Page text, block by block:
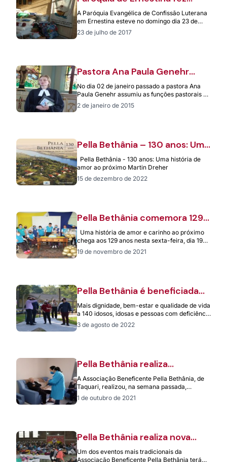
entrega de donativos ao Pella
Bethânia
A Paróquia Evangélica de Confissão Luterana
em Ernestina esteve no domingo dia 23 de
julho entregando donativos a Associação
Beneficente…
23 de julho de 2017
Pastora Ana Paula Genehr
Bethânia
No dia 02 de janeiro passado a pastora Ana
Paula Genehr assumiu as funções pastorais na
instituição a Associação Beneficente…
2 de janeiro de 2015
Pella Bethânia – 130 anos: Uma
história de amor ao próximo
Pella Bethânia - 130 anos: Uma história de
amor ao próximo Martin Dreher
15 de dezembro de 2022
Pella Bethânia comemora 129
anos de amor e cuidado ao
próximo
Uma história de amor e carinho ao próximo
chega aos 129 anos nesta sexta-feira, dia 19
de novembro. Desde…
19 de novembro de 2021
Pella Bethânia é beneficiada
Instituto Unimed/RS
Mais dignidade, bem-estar e qualidade de vida
a 140 idosos, idosas e pessoas com deficiência
residentes na Associação Beneficente Pella…
3 de agosto de 2022
Pella Bethânia realiza
atividades alusivas ao Dia da
Pessoa Idosa
A Associação Beneficente Pella Bethânia, de
Taquari, realizou, na semana passada,
diversas atividades alusivas ao Dia
Internacional da Pessoa Idosa,…
1 de outubro de 2021
Pella Bethânia realiza nova
Um dos eventos mais tradicionais da
Associação Beneficente Pella Bethânia terá